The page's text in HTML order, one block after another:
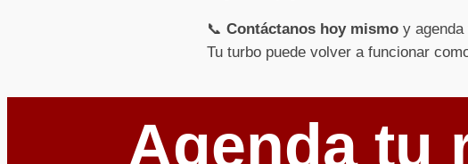
📞 Contáctanos hoy mismo y
Tu turbo puede volver a funcionar
Agenda tu